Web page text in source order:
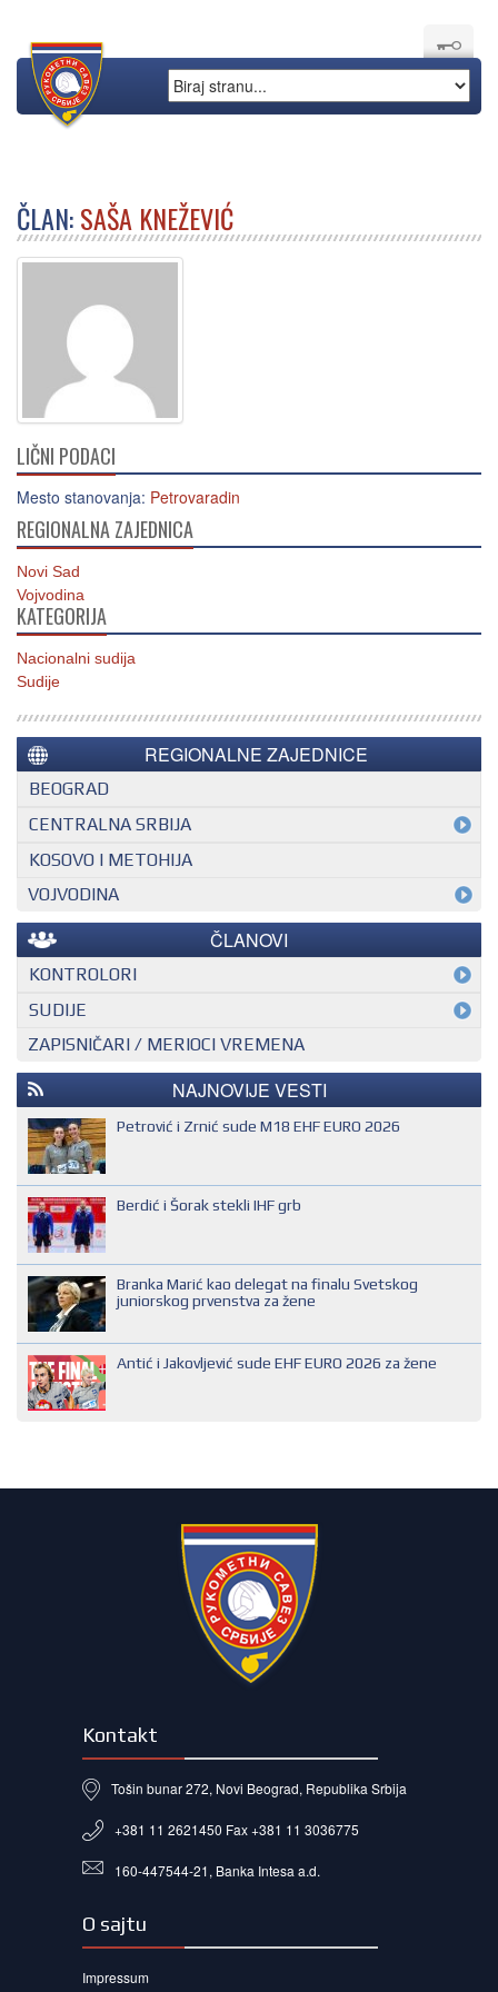
ČLAN:SAŠA KNEŽEVIĆ
LIČNI PODACI
Mesto stanovanja: Petrovaradin
REGIONALNA ZAJEDNICA
Novi Sad
Vojvodina
KATEGORIJA
Nacionalni sudija
Sudije
REGIONALNE ZAJEDNICE
BEOGRAD
CENTRALNA SRBIJA
KOSOVO I METOHIJA
VOJVODINA
ČLANOVI
KONTROLORI
MEĐUNARODNI KONTROLOR
NACIONALNI KONTROLOR
REGIONALNI KONTROLOR
SUDIJE
EHF SUDIJA
IHF SUDIJA
MLADI EVROPSKI SUDIJA
NACIONALNI SUDIJA
REGIONALNI SUDIJA
SUDIJA DRUGE KATEGORIJE
SUDIJA OMLADINAC
SUDIJA PRVE KATEGORIJE
ZAPISNIČARI / MERIOCI VREMENA
NAJNOVIJE VESTI
Petrović i Zrnić sude M18 EHF EURO 2026
Berdić i Šorak stekli IHF grb
Branka Marić kao delegat na finalu Svetskog
juniorskog prvenstva za žene
Antić i Jakovljević sude EHF EURO 2026 za žene
Kontakt
Tošin bunar 272, Novi Beograd, Republika Srbija
+381 11 2621450 Fax +381 11 3036775
160-447544-21, Banka Intesa a.d.
O sajtu
Impressum